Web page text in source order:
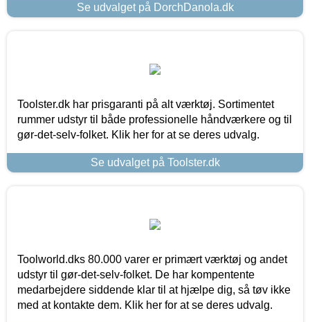
Se udvalget på DorchDanola.dk
Toolster.dk har prisgaranti på alt værktøj. Sortimentet
rummer udstyr til både professionelle håndværkere og til
gør-det-selv-folket. Klik her for at se deres udvalg.
Se udvalget på Toolster.dk
Toolworld.dks 80.000 varer er primært værktøj og andet
udstyr til gør-det-selv-folket. De har kompentente
medarbejdere siddende klar til at hjælpe dig, så tøv ikke
med at kontakte dem. Klik her for at se deres udvalg.